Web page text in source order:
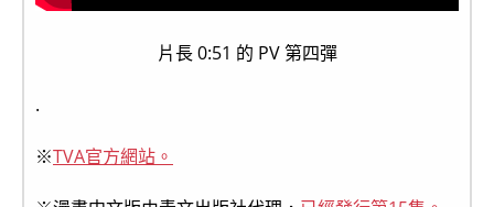
片長 0:51 的 PV 第四彈
.
※TVA官方網站。